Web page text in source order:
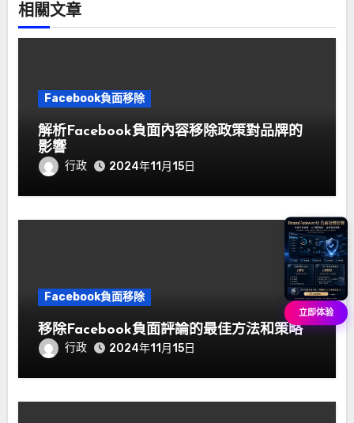
相關文章
Facebook負面移除
解析Facebook負面內容移除政策對品牌的
影響
行政 2024年11月15日
Facebook負面移除
移除Facebook負面評論的最佳方法和策略
行政 2024年11月15日
立即体验